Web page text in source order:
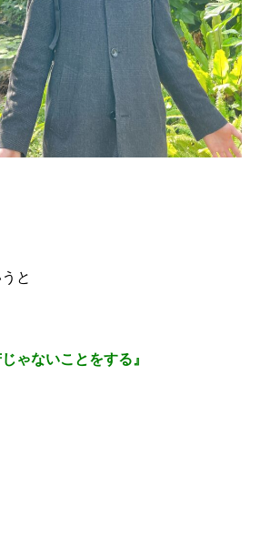
と
ゃないことをする』